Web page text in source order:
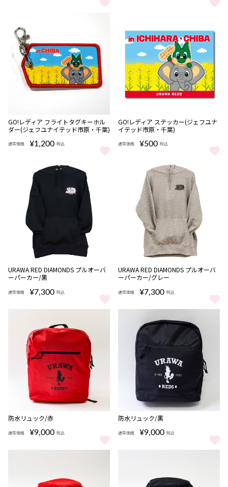
GO!レディア フライトタグキーホルダー（横浜F・マリノス） をも
リボンマグネット(レディア) をも
GO!レディア フライトタグキーホル
ダー(ジェフユナイテッド市原・千葉)
通常価格 ¥1,200 税込
GO!レディア フライトタグキーホルダー(ジェフユナイテッド市原・
GO!レディア ステッカー(ジェフユナ
イテッド市原・千葉)
通常価格 ¥500 税込
GO!レディア ステッカー(ジェフ
URAWA RED DIAMONDS プルオーバ
ーパーカー/黒
通常価格 ¥7,300 税込
URAWA RED DIAMONDS プルオーバーパーカー/黒 をもっと見る
URAWA RED DIAMONDS プルオーバ
ーパーカー/グレー
通常価格 ¥7,300 税込
URAWA RED DIAMONDS プル
防水リュック/赤
通常価格 ¥9,000 税込
防水リュック/赤 をもっと見る
防水リュック/黒
通常価格 ¥9,000 税込
防水リュック/黒 をもっと見る